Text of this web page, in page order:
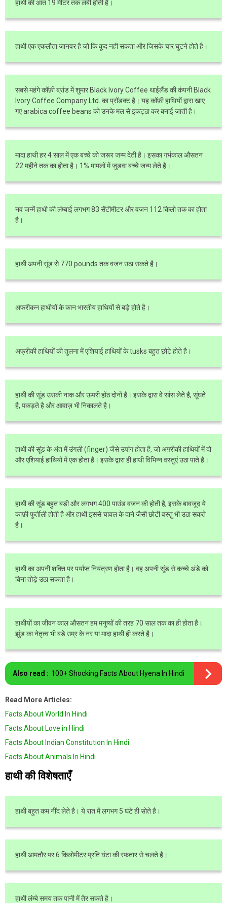
हाथी की आंत 19 मीटर तक लंबी होती है।
हाथी एक एकलौता जानवर है जो कि कूद नही सकता और जिसके चार घुटने होते है।
सबसे महंगे कॉफ़ी ब्रांड में शुमार Black Ivory Coffee थाईलैंड की कंपनी Black
Ivory Coffee Company Ltd. का प्रॉडक्ट है। यह कॉफ़ी हाथियों द्वारा खाए
गए arabica coffee beans को उनके मल से इकट्ठा कर बनाई जाती है।
मादा हाथी हर 4 साल में एक बच्चे को जरूर जन्म देती है। इसका गर्भकाल औसतन
22 महीने तक का होता है। 1% मामलों में जुडवा बच्चे जन्म लेते है।
नव जन्में हाथी की लंम्बाई लगभग 83 सेंटीमीटर और वजन 112 किलो तक का होता
है।
हाथी अपनी सूंड से 770 pounds तक वजन उठा सकते है।
अफरीकन हाथीयों के कान भारतीय हाथियों से बड़े होते है।
अफ्रीकी हाथियों की तुलना में एशियाई हाथियों के tusks बहुत छोटे होते है।
हाथी की सूंड उसकी नाक और ऊपरी होंठ दोनों है। इसके द्वारा वे सांस लेते है, सूंघते
है, पकड़ते है और आवाज़ भी निकालते है।
हाथी की सूंड के अंत में उंगली (finger) जैसे उपांग होता है, जो अफ़्रीकी हाथियों में दो
और एशियाई हाथियों में एक होता है। इसके द्वारा ही हाथी विभिन्न वस्तुएं उठा पाते है।
हाथी की सूंड बहुत बड़ी और लगभग 400 पाउंड वजन की होती है, इसके बावजूद ये
काफ़ी फुर्तीली होती है और हाथी इससे चावल के दाने जैसी छोटी वस्तु भी उठा सकते
है।
हाथी का अपनी शक्ति पर पर्याप्त नियंत्रण होता है। वह अपनी सूंड से कच्चे अंडे को
बिना तोड़े उठा सकता है।
हाथीयों का जीवन काल औसतन हम मनुष्यों की तरह 70 साल तक का ही होता है।
झुंड का नेतृत्व भी बड़े उम्र के नर या मादा हाथी ही करते है।
Also read : 100+ Shocking Facts About Hyena In Hindi
Read More Articles:
Facts About World In Hindi
Facts About Love in Hindi
Facts About Indian Constitution In Hindi
Facts About Animals In Hindi
हाथी की विशेषताएँ
हाथी बहुत कम नींद लेते है। ये रात में लगभग 5 घंटे ही सोते है।
हाथी आमतौर पर 6 किलोमीटर प्रति घंटा की रफतार से चलते है।
हाथी लंम्बे समय तक पानी में तैर सकते है।